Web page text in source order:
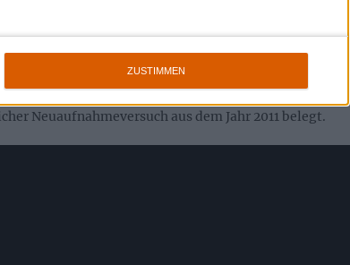
ZUSTIMMEN
Alben der gesamten Black-Metal-Historie. Es
die Essenz der zweiten Welle aus Norwegen wie kaum
und ist in seiner Radikalität nicht reproduzierbar –
Neuaufnahmeversuch aus dem Jahr 2011 belegt.